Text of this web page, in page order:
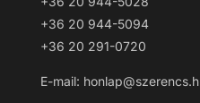
+36 20 944-5094
+36 20 291-0720
E-mail: